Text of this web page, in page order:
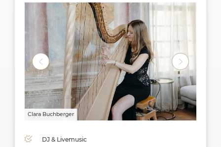
Clara Buchberger
DJ & Livemusic